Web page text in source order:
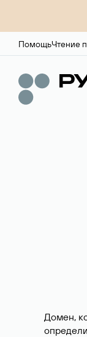
ПомощьЧтение
Домен,